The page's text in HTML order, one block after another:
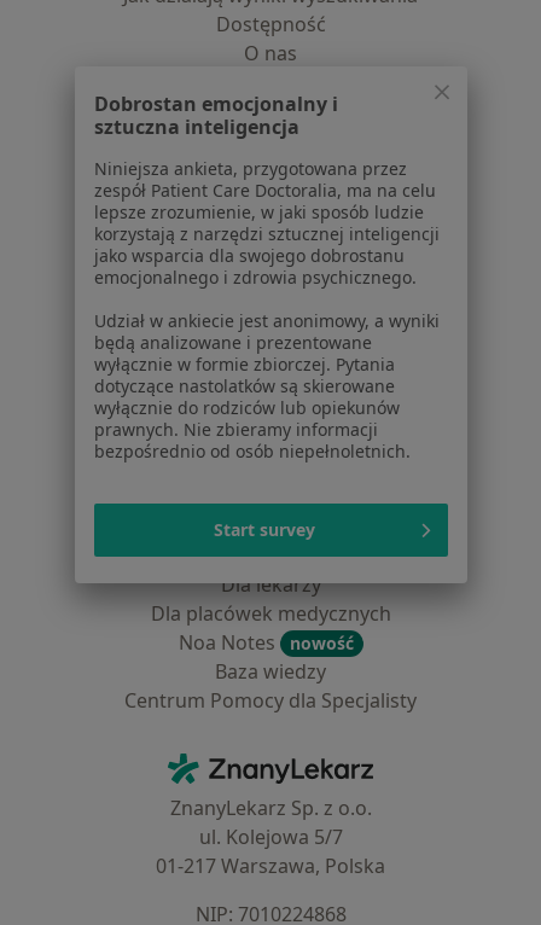
Dostępność
O nas
Partnerzy
Centrum prasowe
Kontakt
Dla pacjentów
Lekarze
Placówki medyczne
Pytania i odpowiedzi
Usługi i zabiegi
Choroby
Pomoc
Aplikacje mobilne
Blog dla pacjentów
Dla profesjonalistów
Cennik
Dla lekarzy
Dla placówek medycznych
Noa Notes
nowość
Baza wiedzy
Centrum Pomocy dla Specjalisty
ZnanyLekarz - Strona główna
ZnanyLekarz Sp. z o.o.
ul. Kolejowa 5/7
01-217 Warszawa, Polska
NIP: ⁠7010224868
Dobrostan emocjonalny i
sztuczna inteligencja
Niniejsza ankieta, przygotowana przez
zespół Patient Care Doctoralia, ma na celu
lepsze zrozumienie, w jaki sposób ludzie
korzystają z narzędzi sztucznej inteligencji
jako wsparcia dla swojego dobrostanu
emocjonalnego i zdrowia psychicznego.
Udział w ankiecie jest anonimowy, a wyniki
będą analizowane i prezentowane
wyłącznie w formie zbiorczej. Pytania
dotyczące nastolatków są skierowane
wyłącznie do rodziców lub opiekunów
prawnych. Nie zbieramy informacji
bezpośrednio od osób niepełnoletnich.
Start survey